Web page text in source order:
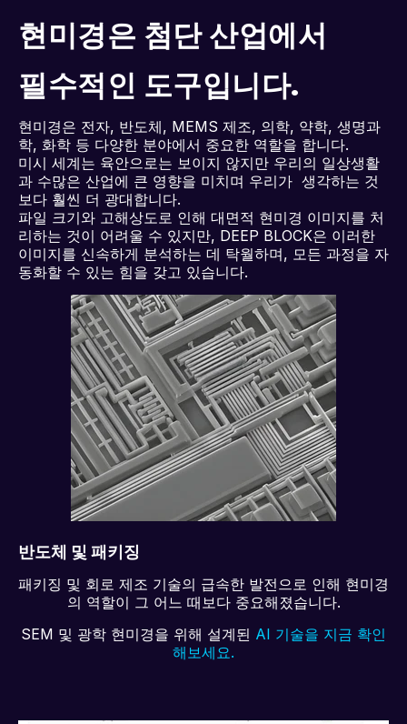
현미경은 첨단 산업에서
필수적인 도구입니다.
현미경은 전자, 반도체, MEMS 제조, 의학, 약학, 생명과
학, 화학 등 다양한 분야에서 중요한 역할을 합니다.
미시 세계는 육안으로는 보이지 않지만 우리의 일상생활
과 수많은 산업에 큰 영향을 미치며 우리가 생각하는 것
보다 훨씬 더 광대합니다.
파일 크기와 고해상도로 인해 대면적 현미경 이미지를 처
리하는 것이 어려울 수 있지만, DEEP BLOCK은 이러한
이미지를 신속하게 분석하는 데 탁월하며, 모든 과정을 자
동화할 수 있는 힘을 갖고 있습니다.
반도체 및 패키징
패키징 및 회로 제조 기술의 급속한 발전으로 인해 현미경
의 역할이 그 어느 때보다 중요해졌습니다.
SEM 및 광학 현미경을 위해 설계된 AI 기술을 지금 확인
해보세요.